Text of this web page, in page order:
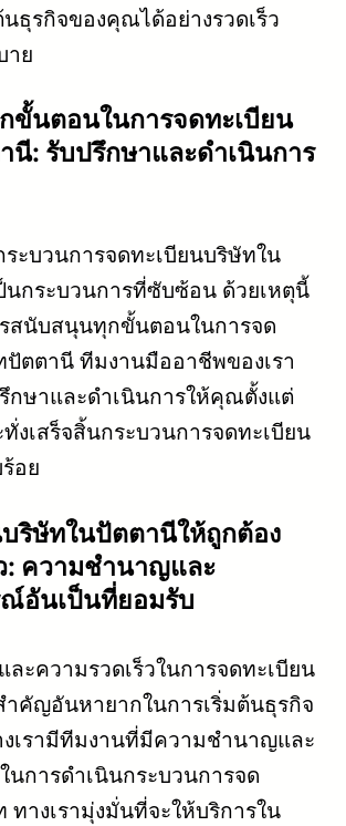
ธุรกิจของคุณได้อย่างรวดเร็ว
าย
ขั้นตอนในการจดทะเบียน
นี: รับปรึกษาและดำเนินการ
ระบวนการจดทะเบียนบริษัทใน
นกระบวนการที่ซับซ้อน ด้วยเหตุนี้
รสนับสนุนทุกขั้นตอนในการจด
ปัตตานี ทีมงานมืออาชีพของเรา
กษาและดำเนินการให้คุณตั้งแต่
งเสร็จสิ้นกระบวนการจดทะเบียน
อย
ริษัทในปัตตานีให้ถูกต้อง
: ความชำนาญและ
อันเป็นที่ยอมรับ
ะความรวดเร็วในการจดทะเบียน
ำคัญอันหายากในการเริ่มต้นธุรกิจ
เรามีทีมงานที่มีความชำนาญและ
นการดำเนินกระบวนการจด
ทางเรามุ่งมั่นที่จะให้บริการใน